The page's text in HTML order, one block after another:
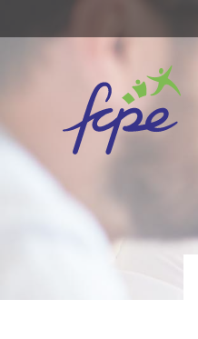
Panneau de gestion des